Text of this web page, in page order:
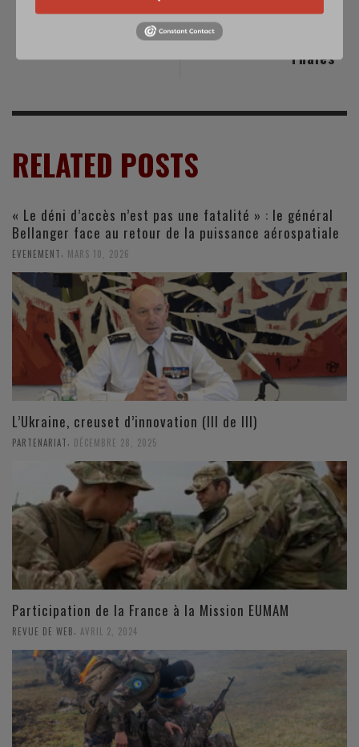
tactiques de l'US
Army s'appuie sur
Thales
Feared
RELATED POSTS
« Le déni d’accès n’est pas une fatalité » : le général
Bellanger face au retour de la puissance aérospatiale
EVENEMENT MARS 10, 2026
L’Ukraine, creuset d’innovation (III de III)
PARTENARIAT DÉCEMBRE 28, 2025
Participation de la France à la Mission EUMAM
REVUE DE WEB AVRIL 2, 2024